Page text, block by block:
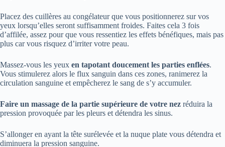
Placez des cuillères au congélateur que vous positionnerez sur vos
yeux lorsqu’elles seront suffisamment froides. Faites cela 3 fois
d’affilée, assez pour que vous ressentiez les effets bénéfiques, mais pas
plus car vous risquez d’irriter votre peau.
Massez-vous les yeux en tapotant doucement les parties enflées.
Vous stimulerez alors le flux sanguin dans ces zones, ranimerez la
circulation sanguine et empêcherez le sang de s’y accumuler.
Faire un massage de la partie supérieure de votre nez réduira la
pression provoquée par les pleurs et détendra les sinus.
S’allonger en ayant la tête surélevée et la nuque plate vous détendra et
diminuera la pression sanguine.